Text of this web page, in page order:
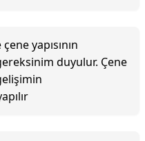
çene yapısının
duyulur. Çene